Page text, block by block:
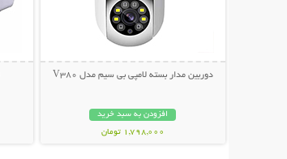
دوربین مدار بسته لامپی بی سیم مدل V380
افزودن به سبد خرید
1,798,000 تومان